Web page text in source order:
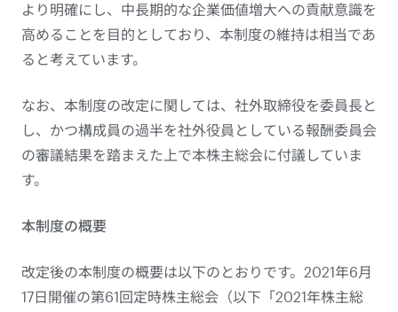
より明確にし、中長期的な企業価値増大への貢献意識を
高めることを目的としており、本制度の維持は相当であ
ると考えています。
なお、本制度の改定に関しては、社外取締役を委員長と
し、かつ構成員の過半を社外役員としている報酬委員会
の審議結果を踏まえた上で本株主総会に付議していま
す。
本制度の概要
改定後の本制度の概要は以下のとおりです。2021年6月
17日開催の第61回定時株主総会（以下「2021年株主総